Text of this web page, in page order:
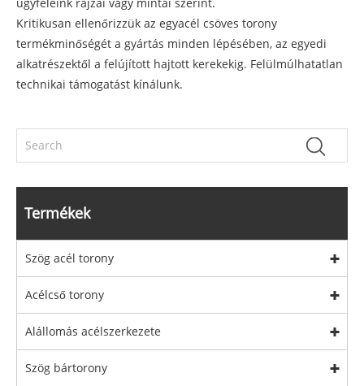
Kritikusan ellenőrizzük az egyacél csöves torony
termékminőségét a gyártás minden lépésében, az egyedi
alkatrészektől a felújított hajtott kerekekig. Felülmúlhatatlan
technikai támogatást kínálunk.
Termékek
Szög acél torony
Acélcső torony
Alállomás acélszerkezete
Szög bártorony